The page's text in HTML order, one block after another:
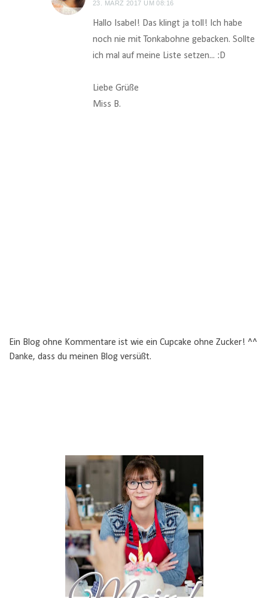
23. MÄRZ 2017 UM 08:16
Hallo Isabel! Das klingt ja toll! Ich habe
noch nie mit Tonkabohne gebacken. Sollte
ich mal auf meine Liste setzen... :D
Liebe Grüße
Miss B.
Ein Blog ohne Kommentare ist wie ein Cupcake ohne Zucker! ^^
Danke, dass du meinen Blog versüßt.